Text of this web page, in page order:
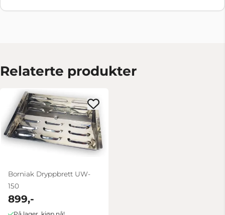
Relaterte produkter
Borniak Dryppbrett UW-
150
899,-